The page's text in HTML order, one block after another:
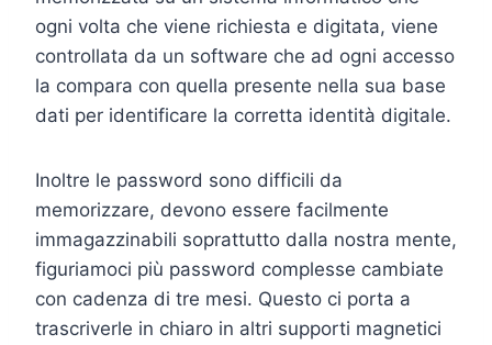
ogni volta che viene richiesta e digitata, viene
controllata da un software che ad ogni accesso
la compara con quella presente nella sua base
dati per identificare la corretta identità digitale.
Inoltre le password sono difficili da
memorizzare, devono essere facilmente
immagazzinabili soprattutto dalla nostra mente,
figuriamoci più password complesse cambiate
con cadenza di tre mesi. Questo ci porta a
trascriverle in chiaro in altri supporti magnetici